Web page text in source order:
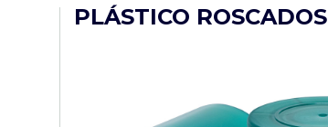
PLÁSTICO ROSCADOS